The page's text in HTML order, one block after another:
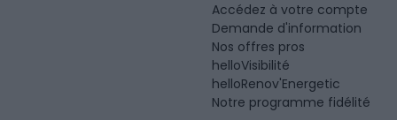
Accédez à votre compte
Demande d'information
Nos offres pros
helloVisibilité
helloRenov'Energetic
Notre programme fidélité